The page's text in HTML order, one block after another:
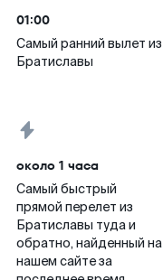
01:00
Самый ранний вылет из
Братиславы
около 1 часа
Самый быстрый
прямой перелет из
Братиславы туда и
обратно, найденный на
нашем сайте за